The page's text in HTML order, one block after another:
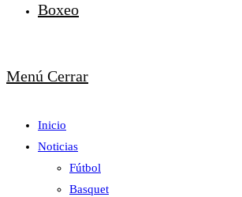
Boxeo
Menú Cerrar
Inicio
Noticias
Fútbol
Basquet